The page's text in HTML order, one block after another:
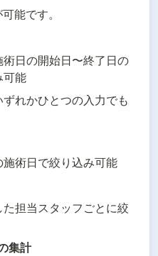
能です。
日の開始日〜終了日の
可能
れかひとつの入力でも
術日で絞り込み可能
担当スタッフごとに絞
集計